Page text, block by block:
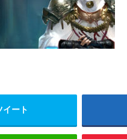
イート